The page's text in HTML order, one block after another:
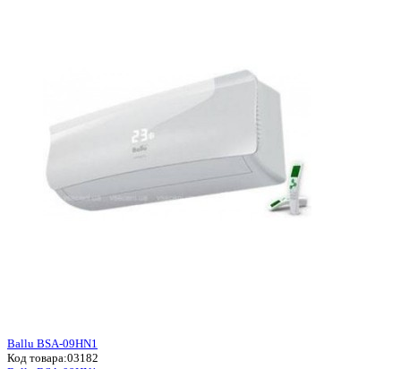
Ballu BSA-09HN1
Код товара:03182